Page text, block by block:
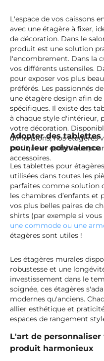
L'espace de vos caissons
avec une étagère à fixer,
de décoration. Dans le
produit est une solution
l'encombrement. Dans la
vos différents ustensiles.
pour exposer vos plus
préférés. Les passionnés
une étagère design afin
spécifiques. Il existe des
à chaque style d'intérieur,
votre décoration.
dimensions, nos étagères
pratique et esthétique
accessoires.
Adopter des tablettes
pour leur polyvalence
Les tablettes pour
utilisées dans toutes les
parfaites comme solution
les chambres d’enfants et
vos plus belles paires de
shirts (par exemple si
une commode ou une
étagères sont utiles !
Les étagères murales
robustesse et une
investissement dans le
soignée, ces étagères
modernes qu'anciens.
allier esthétique et
espaces de rangement
L'art de
produit harmonieux